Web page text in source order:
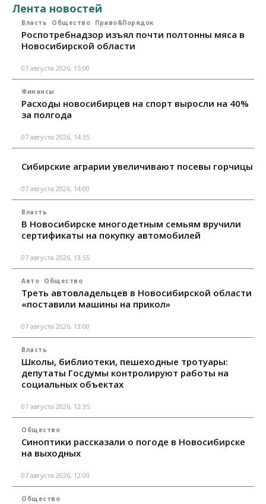
Лента новостей
Власть Общество Право&Порядок
Роспотребнадзор изъял почти полтонны мяса в
Новосибирской области
07 августа 2026, 15:00
Финансы
Расходы новосибирцев на спорт выросли на 40%
за полгода
07 августа 2026, 14:35
Сибирские аграрии увеличивают посевы горчицы
07 августа 2026, 14:00
Власть
В Новосибирске многодетным семьям вручили
сертификаты на покупку автомобилей
07 августа 2026, 13:55
Авто Общество
Треть автовладельцев в Новосибирской области
«поставили машины на прикол»
07 августа 2026, 13:00
Власть
Школы, библиотеки, пешеходные тротуары:
депутаты Госдумы контролируют работы на
социальных объектах
07 августа 2026, 12:35
Общество
Синоптики рассказали о погоде в Новосибирске
на выходных
07 августа 2026, 12:00
Общество